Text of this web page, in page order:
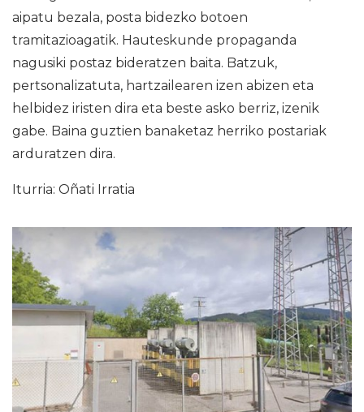
aipatu bezala, posta bidezko botoen
tramitazioagatik. Hauteskunde propaganda
nagusiki postaz bideratzen baita. Batzuk,
pertsonalizatuta, hartzailearen izen abizen eta
helbidez iristen dira eta beste asko berriz, izenik
gabe. Baina guztien banaketaz herriko postariak
arduratzen dira.
Iturria: Oñati Irratia